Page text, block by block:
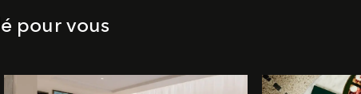
pour vous